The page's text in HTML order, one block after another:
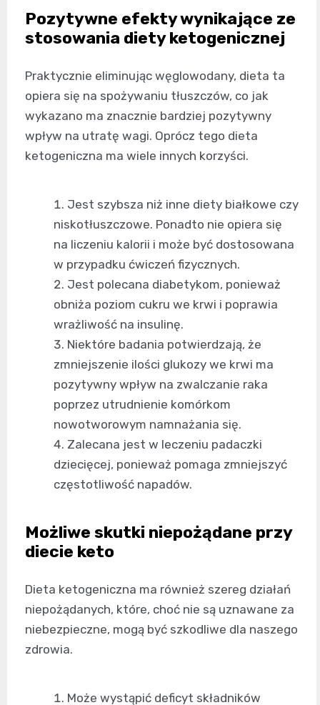
Pozytywne efekty wynikające ze
stosowania diety ketogenicznej
Praktycznie eliminując węglowodany, dieta ta
opiera się na spożywaniu tłuszczów, co jak
wykazano ma znacznie bardziej pozytywny
wpływ na utratę wagi. Oprócz tego dieta
ketogeniczna ma wiele innych korzyści.
Jest szybsza niż inne diety białkowe czy
niskotłuszczowe. Ponadto nie opiera się
na liczeniu kalorii i może być dostosowana
w przypadku ćwiczeń fizycznych.
Jest polecana diabetykom, ponieważ
obniża poziom cukru we krwi i poprawia
wrażliwość na insulinę.
Niektóre badania potwierdzają, że
zmniejszenie ilości glukozy we krwi ma
pozytywny wpływ na zwalczanie raka
poprzez utrudnienie komórkom
nowotworowym namnażania się.
Zalecana jest w leczeniu padaczki
dziecięcej, ponieważ pomaga zmniejszyć
częstotliwość napadów.
Możliwe skutki niepożądane przy
diecie keto
Dieta ketogeniczna ma również szereg działań
niepożądanych, które, choć nie są uznawane za
niebezpieczne, mogą być szkodliwe dla naszego
zdrowia.
Może wystąpić deficyt składników